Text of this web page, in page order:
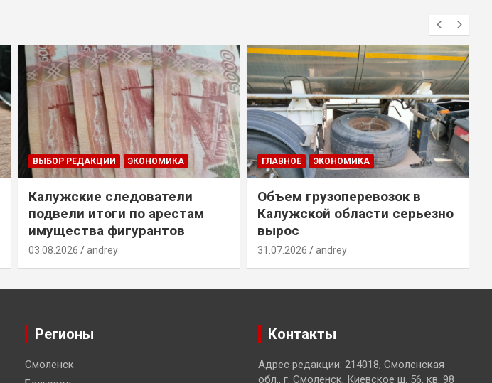
ВЫБОР РЕДАКЦИИ ЭКОНОМИКА
Калужские следователи
подвели итоги по арестам
имущества фигурантов
03.08.2026 andrey
ГЛАВНОЕ ЭКОНОМИКА
Объем грузоперевозок в
Калужской области серьезно
вырос
31.07.2026 andrey
Регионы
Смоленск
Контакты
Адрес редакции: 214018, Смоленская
обл., г. Смоленск, Киевское ш. 56, кв. 98